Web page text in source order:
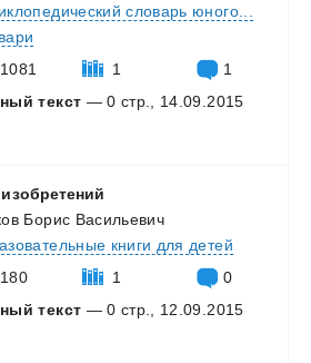
словарь юного...
1081
1
1
текст — 0 стр., 14.09.2015
изобретений
Борис Васильевич
книги для детей
180
1
0
текст — 0 стр., 12.09.2015